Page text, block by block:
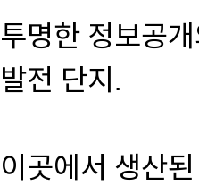
투명한 정보공
발전 단지.
이곳에서 생산